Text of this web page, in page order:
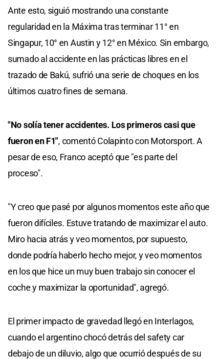
Ante esto, siguió mostrando una constante
regularidad en la Máxima tras terminar 11° en
Singapur, 10° en Austin y 12° en México. Sin embargo,
sumado al accidente en las prácticas libres en el
trazado de Bakú, sufrió una serie de choques en los
últimos cuatro fines de semana.
"No solía tener accidentes. Los primeros casi que
fueron en F1″, comentó Colapinto con Motorsport. A
pesar de eso, Franco aceptó que "es parte del
proceso".
"Y creo que pasé por algunos momentos este año que
fueron difíciles. Estuve tratando de maximizar el auto.
Miro hacia atrás y veo momentos, por supuesto,
donde podría haberlo hecho mejor, y veo momentos
en los que hice un muy buen trabajo sin conocer el
coche y maximizar la oportunidad", agregó.
El primer impacto de gravedad llegó en Interlagos,
cuando el argentino chocó detrás del safety car
debajo de un diluvio, algo que ocurrió después de su